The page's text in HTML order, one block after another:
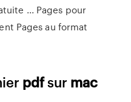
... Pages pour
Pages au format
pdfsur mac